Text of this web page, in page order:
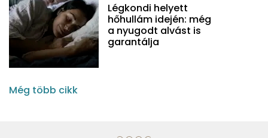
Légkondi helyett
hőhullám idején: még
a nyugodt alvást is
garantálja
Még több cikk